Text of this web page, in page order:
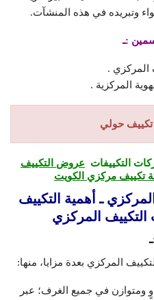
وتبريده في هذه المنشآت.
:ـ
المركزي .
المركزية .
حولي
التكييفات
عروض التكييف
تكييف مركزي الكويت
ـ أهمية التكييف
التكييف المركزي
المركزي بعدة مزايا، منها:
ومتوازن في جميع الغرف؛ عبر